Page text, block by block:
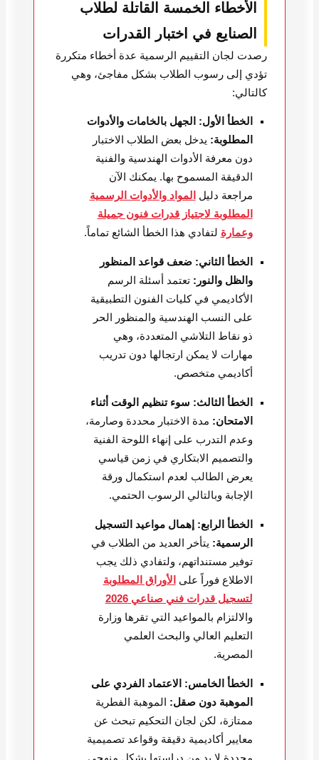
الأخطاء الخمسة القاتلة لطلاب
الصنايع في اختبار القدرات
رصدت لجان التقييم الرسمية عدة أخطاء متكررة
تؤدي إلى رسوب الطلاب بشكل مفاجئ، وهي
كالتالي:
الخطأ الأول: الجهل بالخامات والأدوات
المطلوبة: يدخل بعض الطلاب الاختبار
دون معرفة الأدوات الهندسية والفنية
الدقيقة المسموح بها. يمكنك الآن
مراجعة دليل
المواد والأدوات الرسمية
المطلوبة لاجتياز قدرات فنون جميلة
وعمارة لتفادي هذا الخطأ الشائع تماماً.
الخطأ الثاني: ضعف قواعد المنظور
والظل والنور: تعتمد أسئلة الرسم
الأكاديمي في كليات الفنون التطبيقية
على النسب الهندسية والمنظور الحر
ذو نقاط التلاشي المتعددة، وهي
مهارات لا يمكن ارتجالها دون تدريب
أكاديمي متخصص.
الخطأ الثالث: سوء تنظيم الوقت أثناء
الامتحان: مدة الاختبار محددة وصارمة،
وعدم التدرب على إنهاء اللوحة الفنية
والتصميم الابتكاري في زمن قياسي
يعرض الطالب لعدم استكمال ورقة
الإجابة وبالتالي الرسوب الحتمي.
الخطأ الرابع: إهمال مواعيد التسجيل
الرسمية: يتأخر العديد من الطلاب في
توفير مستنداتهم، ولتفادي ذلك يجب
الاطلاع فوراً على
الأوراق المطلوبة
لتسجيل قدرات فني صناعي 2026
والالتزام بالمواعيد التي تقرها وزارة
التعليم العالي والبحث العلمي
المصرية.
الخطأ الخامس: الاعتماد الفردي على
الموهبة دون صقل: الموهبة الفطرية
ممتازة، لكن لجان التحكيم تبحث عن
معايير أكاديمية دقيقة وقواعد تصميمية